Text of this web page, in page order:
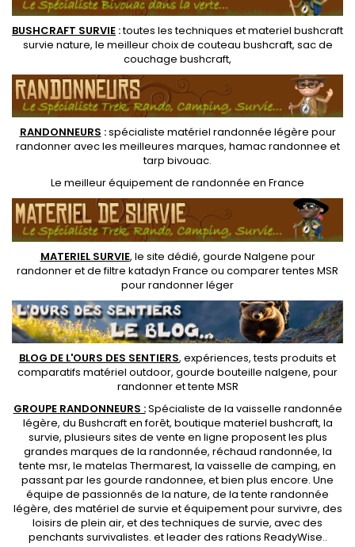
BUSHCRAFT SURVIE :toutes les techniques etmateriel bushcraft
survie nature, le meilleur choix de couteau bushcraft, sac de
couchage bushcraft,
RANDONNEURS :spécialiste matériel randonnée légère pour
randonner avec les meilleures marques, hamac randonnee et
tarp bivouac.
Le meilleur équipement de randonnée en France
MATERIEL SURVIE, le site dédié, gourde Nalgene pour
randonneret defiltre katadyn France ou comparer tentes MSR
pour randonner léger
BLOG DE L'OURS DES SENTIERS, expériences, tests produits et
comparatifs matériel outdoor, gourde bouteille nalgene, pour
randonner ettente MSR
GROUPE RANDONNEURS :Spécialiste de la vaisselle randonnée
légère, du Bushcraft en forêt, boutique materiel bushcraft, la
survie, plusieurs sites de vente en ligne proposent les plus
grandes marques de la randonnée, réchaud randonnée, la
tente msr, le matelas Thermarest, la vaisselle de camping, en
passant par les gourde randonnee, et bien plus encore. Une
équipe de passionnés de la nature, de latente randonnée
légère, des matériel de survie et équipement pour survivre, des
loisirs de plein air, et des techniques de survie, avec des
penchants survivalistes. et leader des rations ReadyWise..